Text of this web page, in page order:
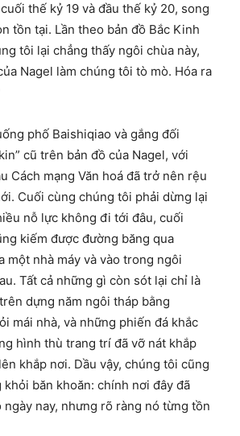
thế kỷ 19 và đầu thế kỷ 20, song
tồn tại. Lần theo bản đồ Bắc Kinh
tôi lại chẳng thấy ngôi chùa này,
Nagel làm chúng tôi tò mò. Hóa ra
phố Baishiqiao và gắng đối
cũ trên bản đồ của Nagel, với
Cách mạng Văn hoá đã trở nên rệu
Cuối cùng chúng tôi phải dừng lại
nỗ lực không đi tới đâu, cuối
kiếm được đường băng qua
một nhà máy và vào trong ngôi
Tất cả những gì còn sót lại chỉ là
dựng năm ngôi tháp bằng
mái nhà, và những phiến đá khắc
hình thù trang trí đã vỡ nát khắp
khắp nơi. Dầu vậy, chúng tôi cũng
khỏi băn khoăn: chính nơi đây đã
nay, nhưng rõ ràng nó từng tồn